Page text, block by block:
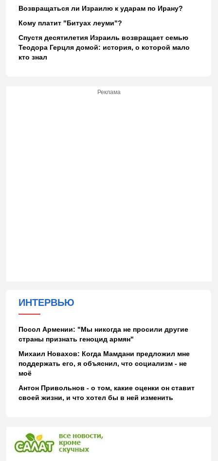
Возвращаться ли Израилю к ударам по Ирану?
Кому платит "Битуах леуми"?
Спустя десятилетия Израиль возвращает семью
Теодора Герцля домой: история, о которой мало
кто знал
Реклама
ИНТЕРВЬЮ
Посол Армении: "Мы никогда не просили другие
страны признать геноцид армян"
Михаил Новахов: Когда Мамдани предложил мне
поддержать его, я объяснил, что социализм - не
моё
Антон Привольнов - о том, какие оценки он ставит
своей жизни, и что хотел бы в ней изменить